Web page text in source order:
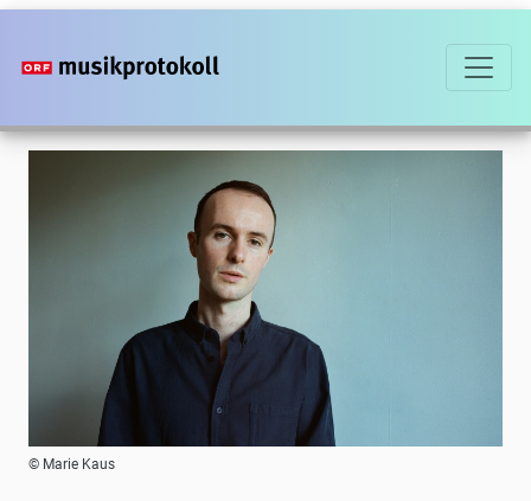
Direkt
zum
© Marie Kaus